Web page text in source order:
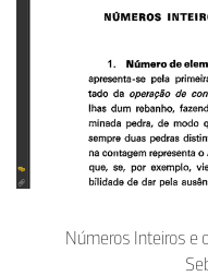
Números Inteiros e